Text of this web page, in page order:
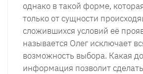
однако в такой форме,
только от сущности
сложившихся условий её
называется Олег исключает
возможность выбора. Какая
информация позволит